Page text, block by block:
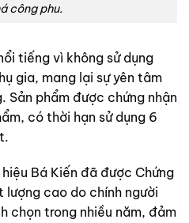
công phu.
tiếng vì không sử dụng
gia, mang lại sự yên tâm
phẩm được chứng nhận
có thời hạn sử dụng 6
Bá Kiến đã được Chứng
lượng cao do chính người
chọn trong nhiều năm, đảm